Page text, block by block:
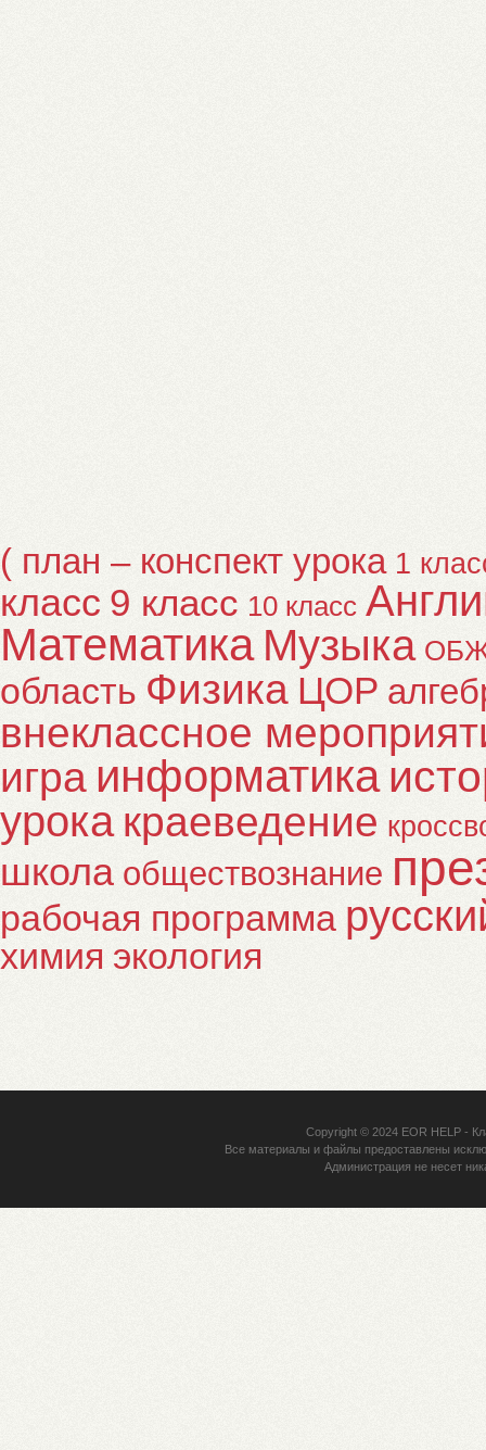
( план – конспект урока 1
класс 9 класс 10 класс
Математика Музыка
область Физика ЦОР
внеклассное
игра информатика
урока краеведение
школа обществознание
рабочая программа
химия экология
Copyright © 2024 EOR HELP-
Все материалы и файлы предоставлены
Администрация не несет